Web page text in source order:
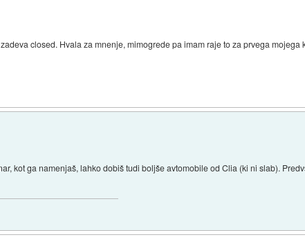
closed. Hvala za mnenje, mimogrede pa imam raje to za prvega mojega
kot ga namenjaš, lahko dobiš tudi boljše avtomobile od Clia (ki ni slab).